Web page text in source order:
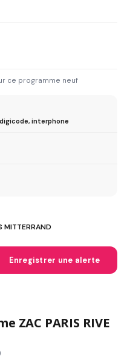
ce programme neuf
interphone
MITTERRAND
Enregistrer une alerte
ZAC PARIS RIVE